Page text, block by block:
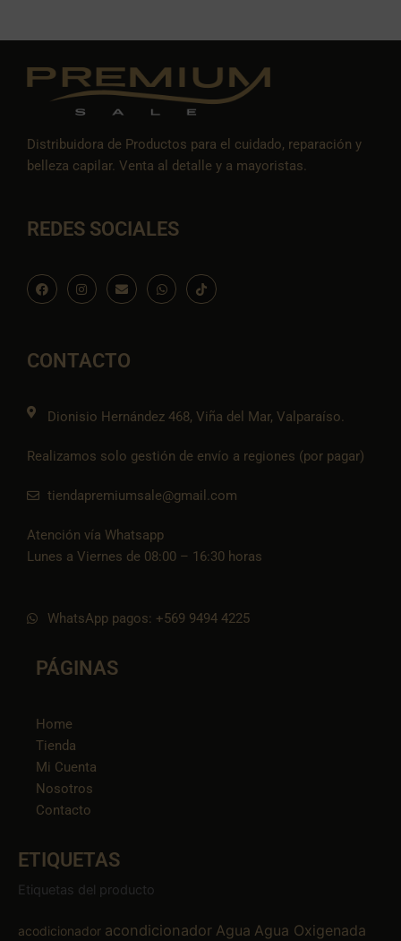
Distribuidora de Productos para el cuidado, reparación y
belleza capilar. Venta al detalle y a mayoristas.
REDES SOCIALES
F
a
c
o
k
I
n
s
r
a
E
n
v
p
e
W
h
a
I
c
o
CONTACTO
Dionisio Hernández 468, Viña del Mar, Valparaíso.
Realizamos solo gestión de envío a regiones (por pagar)
tiendapremiumsale@gmail.com
Atención vía Whatsapp
Lunes a Viernes de 08:00 – 16:30 horas
WhatsApp pagos: +569 9494 4225
PÁGINAS
Home
Tienda
Mi Cuenta
Nosotros
Contacto
ETIQUETAS
Etiquetas del producto
acodicionador acondicionador Agua Agua Oxigenada